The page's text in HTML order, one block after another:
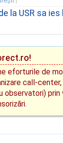
la USR sa ies
eforturile de
call-center,
observatori) prin